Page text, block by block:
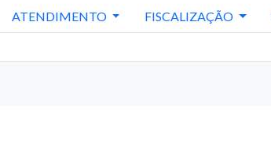
ATENDIMENTO FISCALIZAÇÃO